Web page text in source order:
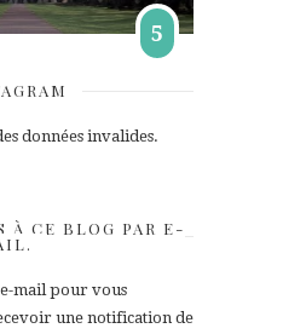
5
données invalides.
À CE BLOG PAR E-
e-mail pour vous
une notification de